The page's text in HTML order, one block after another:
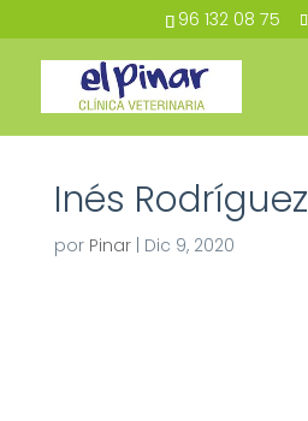
96 132 08 75
Inés Rodríguez
por Pinar| Dic 9, 2020